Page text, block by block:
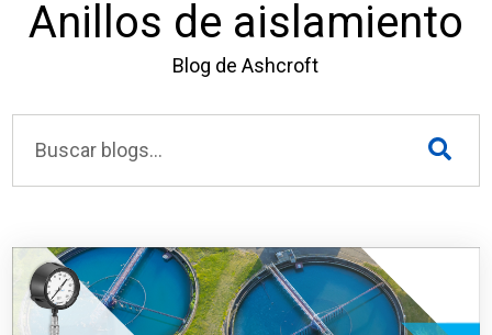
Industrias
Inicio de sesión
Anillos de aislamiento
Blog de Ashcroft